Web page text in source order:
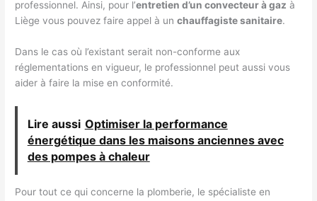
professionnel. Ainsi, pour l’entretien d’un convecteur à gaz à
Liège vous pouvez faire appel à unchauffagiste sanitaire.
Dans le cas où l’existant serait non-conforme aux
réglementations en vigueur, le professionnel peut aussi vous
aider à faire la mise en conformité.
Lire aussi Optimiser la performance
énergétique dans les maisons anciennes avec
des pompes à chaleur
Pour tout ce qui concerne la plomberie, le spécialiste en